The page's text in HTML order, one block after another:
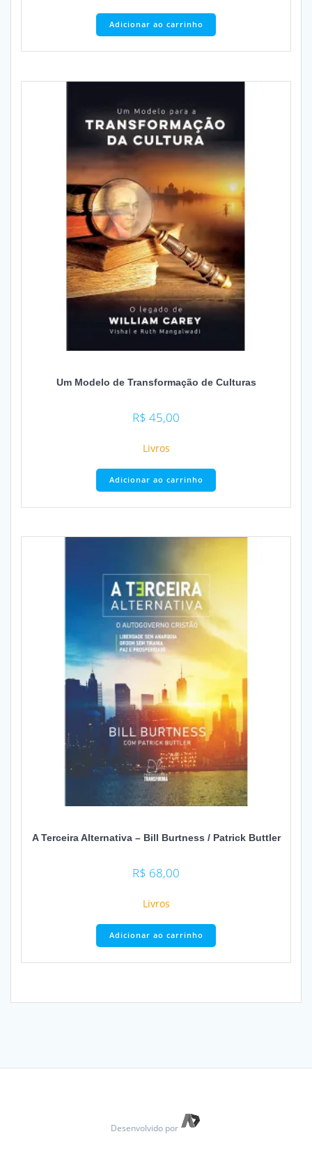
Adicionar ao carrinho
Um Modelo de Transformação de Culturas
R$ 45,00
Livros
Adicionar ao carrinho
A Terceira Alternativa – Bill Burtness / Patrick Buttler
R$ 68,00
Livros
Adicionar ao carrinho
Desenvolvido por